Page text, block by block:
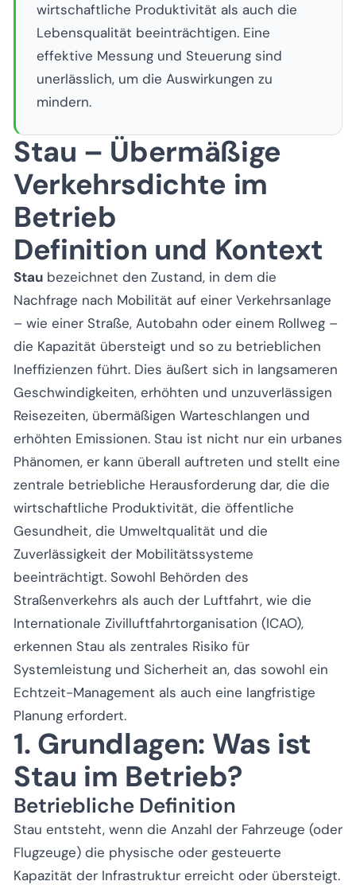
wirtschaftliche Produktivität als auch die
Lebensqualität beeinträchtigen. Eine
effektive Messung und Steuerung sind
unerlässlich, um die Auswirkungen zu
mindern.
Stau – Übermäßige
Verkehrsdichte im
Betrieb
Definition und Kontext
Stau bezeichnet den Zustand, in dem die
Nachfrage nach Mobilität auf einer Verkehrsanlage
– wie einer Straße, Autobahn oder einem Rollweg –
die Kapazität übersteigt und so zu betrieblichen
Ineffizienzen führt. Dies äußert sich in langsameren
Geschwindigkeiten, erhöhten und unzuverlässigen
Reisezeiten, übermäßigen Warteschlangen und
erhöhten Emissionen. Stau ist nicht nur ein urbanes
Phänomen, er kann überall auftreten und stellt eine
zentrale betriebliche Herausforderung dar, die die
wirtschaftliche Produktivität, die öffentliche
Gesundheit, die Umweltqualität und die
Zuverlässigkeit der Mobilitätssysteme
beeinträchtigt. Sowohl Behörden des
Straßenverkehrs als auch der Luftfahrt, wie die
Internationale Zivilluftfahrtorganisation (ICAO),
erkennen Stau als zentrales Risiko für
Systemleistung und Sicherheit an, das sowohl ein
Echtzeit-Management als auch eine langfristige
Planung erfordert.
1. Grundlagen: Was ist
Stau im Betrieb?
Betriebliche Definition
Stau entsteht, wenn die Anzahl der Fahrzeuge (oder
Flugzeuge) die physische oder gesteuerte
Kapazität der Infrastruktur erreicht oder übersteigt.